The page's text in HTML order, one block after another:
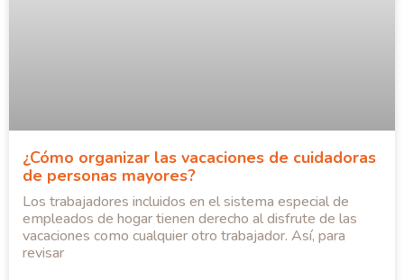
¿Cómo organizar las vacaciones de cuidadoras
de personas mayores?
Los trabajadores incluidos en el sistema especial de
empleados de hogar tienen derecho al disfrute de las
vacaciones como cualquier otro trabajador. Así, para
revisar